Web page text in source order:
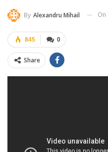
By Alexandru Mihail On
0
845
Share